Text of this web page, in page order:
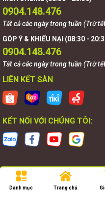
0904.148.476
Tất cả các ngày trong tuần (Trừ
GÓP Ý & KHIẾU NẠI (08:30 -
0904.148.476
Tất cả các ngày trong tuần (Trừ
LIÊN KẾT SÀN
KẾT NỐI VỚI CHÚNG TÔI:
Bản quyền
Danh mục Trang chủ